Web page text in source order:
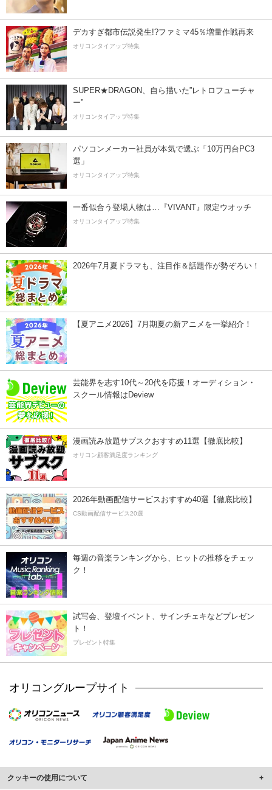
デカすぎ都市伝説発生!?ファミマ45％増量作戦再来
オリコンタイアップ特集
SUPER★DRAGON、自ら描いた”レトロフューチャ
ー”
オリコンタイアップ特集
パソコンメーカー社員が本気で選ぶ「10万円台PC3
選」
オリコンタイアップ特集
一番似合う登場人物は…『VIVANT』限定ウオッチ
オリコンタイアップ特集
2026年7月夏ドラマも、注目作＆話題作が勢ぞろい！
【夏アニメ2026】7月期夏の新アニメを一挙紹介！
芸能界を志す10代～20代を応援！オーディション・
スクール情報はDeview
漫画読み放題サブスクおすすめ11選【徹底比較】
オリコン顧客満足度ランキング
2026年動画配信サービスおすすめ40選【徹底比較】
CS動画配信サービス20選
毎週の音楽ランキングから、ヒットの推移をチェッ
ク！
試写会、登壇イベント、サインチェキなどプレゼン
ト！
プレゼント特集
オリコングループサイト
クッキーの使用について